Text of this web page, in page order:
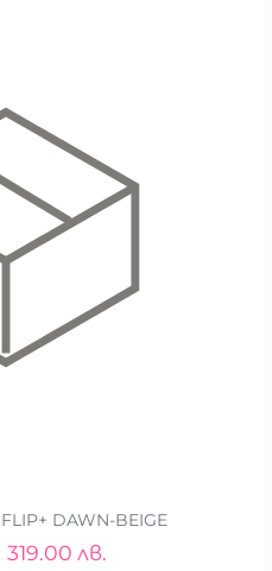
DAWN-BEIGE
319.00 лв.